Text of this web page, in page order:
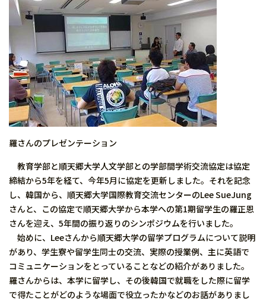
羅さんのプレゼンテーション
教育学部と順天郷大学人文学部との学部間学術交流協定は協定
締結から5年を経て、今年5月に協定を更新しました。それを記念
し、韓国から、順天郷大学国際教育交流センターのLee SueJung
さんと、この協定で順天郷大学から本学への第1期留学生の羅正恩
さんを迎え、5年間の振り返りのシンポジウムを行いました。
始めに、Leeさんから順天郷大学の留学プログラムについて説明
があり、学生寮や留学生同士の交流、実際の授業例、主に英語で
コミュニケーションをとっていることなどの紹介がありました。
羅さんからは、本学に留学し、その後韓国で就職をした際に留学
で得たことがどのような場面で役立ったかなどのお話がありまし